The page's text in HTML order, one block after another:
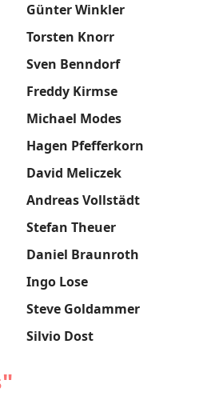
Günter Winkler
Torsten Knorr
Sven Benndorf
Freddy Kirmse
Michael Modes
Hagen Pfefferkorn
David Meliczek
Andreas Vollstädt
Stefan Theuer
Daniel Braunroth
Ingo Lose
Steve Goldammer
Silvio Dost